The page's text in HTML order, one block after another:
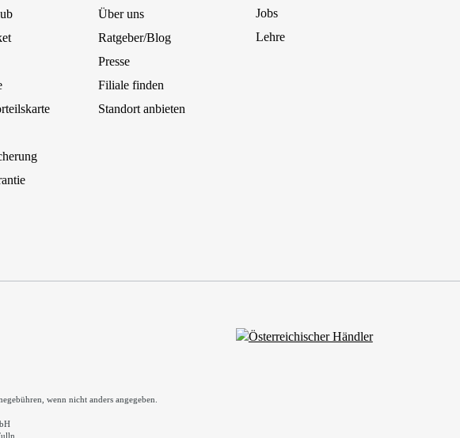
Über uns
Ratgeber/Blog
Presse
Filiale finden
Standort anbieten
Jobs
Lehre
wenn nicht anders angegeben.